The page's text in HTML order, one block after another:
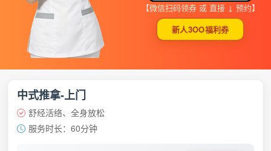
【微信扫码领券 或 直接 ↓ 预约】
新人3OO福利券
中式推拿-上门
舒经活络、全身放松
服务时长：60分钟